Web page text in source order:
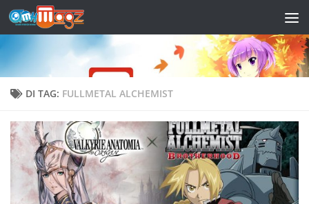
Skip to content
DI TAG: FULLMETAL ALCHEMIST